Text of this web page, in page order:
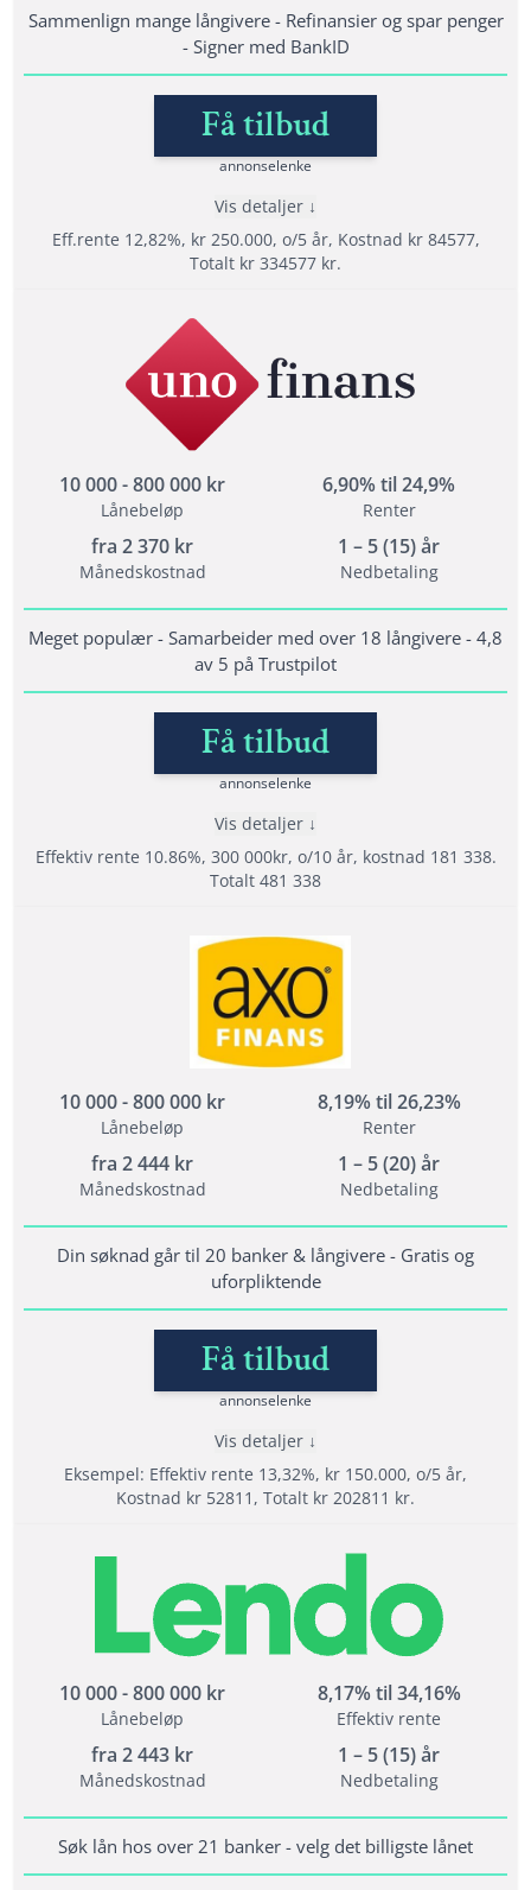
Folkeregistrert i Norge i minst 1 år
Fordel men ikke et krav at du ikke har
betalingsanmerkninger
Nedbetalingstid: 1 - 15 år
Etableringsgebyr: 495 -1500 kr
Termingebyr: 29 kr
Les mer om Sambla →
Sammenlign mange långivere - Refinansier og spar penger
- Signer med BankID
Få tilbud
annonselenke
Eff.rente 12,82%, kr 250.000, o/5 år, Kostnad kr 84577,
Totalt kr 334577 kr.
Vis detaljer
Sammenlign over 20 långivere
Refinansiere med opptil 15 års nedbetalingstid
Helt gratis og uforpliktende søknad
Minimum alder: 18 år
Krav til inntekt: 10 000 måned
betalingsanmerkninger
Nedbetalingstid: 1 - 15 år
Effektiv Rente: 5,01% – 25,00%
Les mer om DigiFinans →
10 000 - 800 000 kr
Lånebeløp
6,90% til 24,9%
Renter
fra 2 370 kr
Månedskostnad
1 – 5 (15) år
Nedbetaling
Meget populær - Samarbeider med over 18 långivere - 4,8
av 5 på Trustpilot
Få tilbud
annonselenke
Effektiv rente 10.86%, 300 000kr, o/10 år, kostnad 181 338.
Totalt 481 338
Vis detaljer
Samarbeider med hele 18 långivere
4,8 av 5 i rating på Trustpilot (4,8)
Tilbyr refinansiering
Minimum alder: 20 år
Krav til inntekt: 120 000
Lånedetaljer
Nedbetalingstid: 1 - 20 år
Etableringsgebyr: 950 kr
Effektiv rente: 6,90% til 24,9%
Les mer om Uno Finans →
10 000 - 800 000 kr
Lånebeløp
8,19% til 26,23%
Renter
fra 2 444 kr
Månedskostnad
1 – 5 (20) år
Nedbetaling
Din søknad går til 20 banker & långivere - Gratis og
uforpliktende
Få tilbud
annonselenke
Eksempel: Effektiv rente 13,32%, kr 150.000, o/5 år,
Kostnad kr 52811, Totalt kr 202811 kr.
Vis detaljer
Fordeler
Velg beste tilbudet av 20 långivere
Tilbyr refinansiering med opp til 20 års
nedbetalingstid
Opptil 800 000 kr i refinansiering
Vilkår
Minimum alder: 20 år
Krav til inntekt: 120 000
Bet. anmerkninger: Ja, men krever sikkerhet
10 000 - 800 000 kr
Lånebeløp
8,17% til 34,16%
Effektiv rente
fra 2 443 kr
Månedskostnad
1 – 5 (15) år
Nedbetaling
Søk lån hos over 21 banker - velg det billigste lånet